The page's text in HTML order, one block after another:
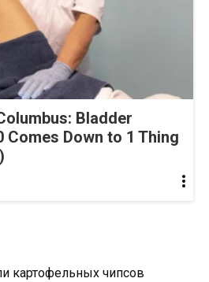
Bladder
Comes Down to 1 Thing
картофельных чипсов